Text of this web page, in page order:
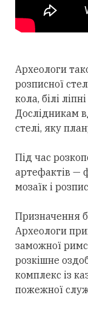
Археологи
розписної
кола, білі
Дослідникам
стелі, яку
Під час
артефактів —
мозаїк і
Призначення
Археологи
заможної
розкішне
комплекс із
пожежної